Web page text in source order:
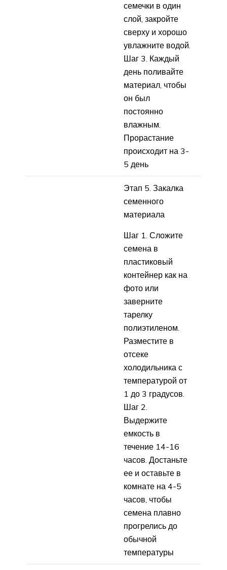
семечки в один
слой, закройте
сверху и хорошо
увлажните водой.
Шаг 3. Каждый
день поливайте
материал, чтобы
он был
постоянно
влажным.
Прорастание
происходит на 3-
5 день
Этап 5. Закалка
семенного
материала
Шаг 1. Сложите
семена в
пластиковый
контейнер как на
фото или
заверните
тарелку
полиэтиленом.
Разместите в
отсеке
холодильника с
температурой от
1 до 3 градусов.
Шаг 2.
Выдержите
емкость в
течение 14-16
часов. Достаньте
ее и оставьте в
комнате на 4-5
часов, чтобы
семена плавно
прогрелись до
обычной
температуры